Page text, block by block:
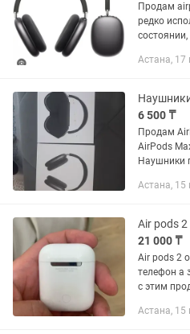
Продам
редко
Астана, 17
6 500 ₸
Продам
AirPods
Наушники
проблем. Состояние: хорошее.
Астана, 15
Air pods
21 000 ₸
Air pods 2
телефон а
с этим
Астана, 15